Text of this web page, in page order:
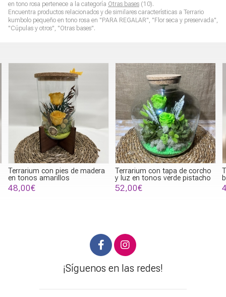
en tono rosa pertenece a la categoría Otras bases (10).
Encuentra productos relacionados y de similares características a Terrario
kumbolo pequeño en tono rosa en "PARA REGALAR", "Flor seca y preservada",
"Cúpulas y otros", "Otras bases".
Terrarium con pies de madera
en tonos amarillos
48,00€
Terrarium con tapa de corcho
y luz en tonos verde pistacho
52,00€
¡Síguenos en las redes!